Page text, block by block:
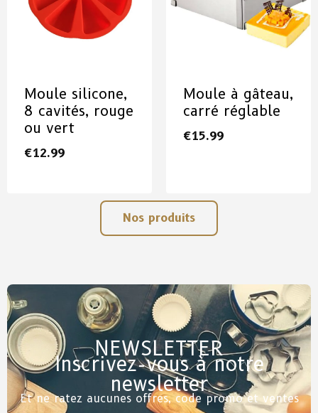
Moule silicone,
8 cavités, rouge
ou vert
€12.99
Moule à gâteau,
carré réglable
€15.99
Nos produits
NEWSLETTER
Inscrivez-vous à notre
newsletter
Et ne ratez aucunes offres, code promo et ventes